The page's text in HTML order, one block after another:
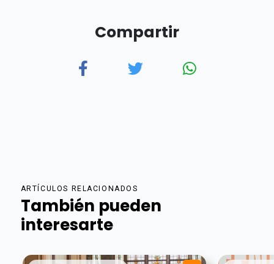
Compartir
ARTÍCULOS RELACIONADOS
También pueden
interesarte